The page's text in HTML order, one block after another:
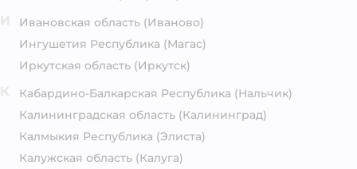
Ивановская область (Иваново)
Ингушетия Республика (Магас)
Иркутская область (Иркутск)
Кабардино-Балкарская Республика (Нальчик)
Калининградская область (Калининград)
Калмыкия Республика (Элиста)
Калужская область (Калуга)